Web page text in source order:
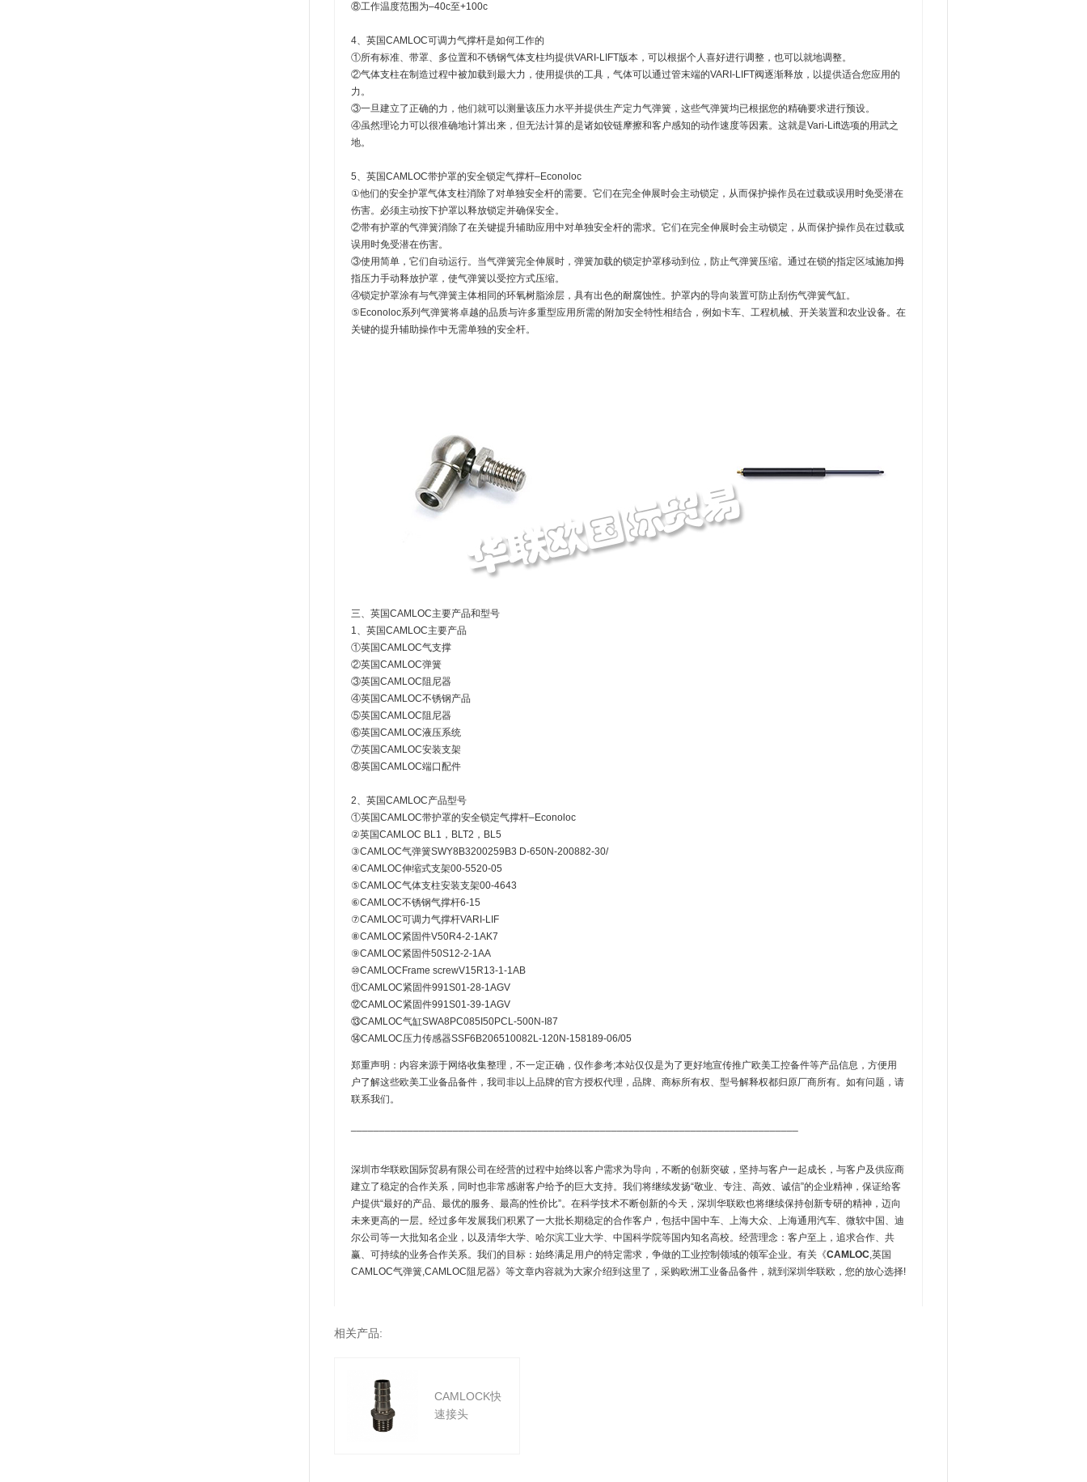
⑧工作温度范围为–40c至+100c
4、英国CAMLOC可调力气撑杆是如何工作的
①所有标准、带罩、多位置和不锈钢气体支柱均提供VARI-LIFT版本，可以根据个人喜好进行调整，也可以就地调整。
②气体支柱在制造过程中被加载到最大力，使用提供的工具，气体可以通过管末端的VARI-LIFT阀逐渐释放，以提供适合您应用的
力。
③一旦建立了正确的力，他们就可以测量该压力水平并提供生产定力气弹簧，这些气弹簧均已根据您的精确要求进行预设。
④虽然理论力可以很准确地计算出来，但无法计算的是诸如铰链摩擦和客户感知的动作速度等因素。这就是Vari-Lift选项的用武之
地。
5、英国CAMLOC带护罩的安全锁定气撑杆–Econoloc
①他们的安全护罩气体支柱消除了对单独安全杆的需要。它们在完全伸展时会主动锁定，从而保护操作员在过载或误用时免受潜在
伤害。必须主动按下护罩以释放锁定并确保安全。
②带有护罩的气弹簧消除了在关键提升辅助应用中对单独安全杆的需求。它们在完全伸展时会主动锁定，从而保护操作员在过载或
误用时免受潜在伤害。
③使用简单，它们自动运行。当气弹簧完全伸展时，弹簧加载的锁定护罩移动到位，防止气弹簧压缩。通过在锁的指定区域施加拇
指压力手动释放护罩，使气弹簧以受控方式压缩。
④锁定护罩涂有与气弹簧主体相同的环氧树脂涂层，具有出色的耐腐蚀性。护罩内的导向装置可防止刮伤气弹簧气缸。
⑤Econoloc系列气弹簧将卓越的品质与许多重型应用所需的附加安全特性相结合，例如卡车、工程机械、开关装置和农业设备。在
关键的提升辅助操作中无需单独的安全杆。
三、英国CAMLOC主要产品和型号
1、英国CAMLOC主要产品
①英国CAMLOC气支撑
②英国CAMLOC弹簧
③英国CAMLOC阻尼器
④英国CAMLOC不锈钢产品
⑤英国CAMLOC阻尼器
⑥英国CAMLOC液压系统
⑦英国CAMLOC安装支架
⑧英国CAMLOC端口配件
2、英国CAMLOC产品型号
①英国CAMLOC带护罩的安全锁定气撑杆–Econoloc
②英国CAMLOC BL1，BLT2，BL5
③CAMLOC气弹簧SWY8B3200259B3 D-650N-200882-30/
④CAMLOC伸缩式支架00-5520-05
⑤CAMLOC气体支柱安装支架00-4643
⑥CAMLOC不锈钢气撑杆6-15
⑦CAMLOC可调力气撑杆VARI-LIF
⑧CAMLOC紧固件V50R4-2-1AK7
⑨CAMLOC紧固件50S12-2-1AA
⑩CAMLOCFrame screwV15R13-1-1AB
⑪CAMLOC紧固件991S01-28-1AGV
⑫CAMLOC紧固件991S01-39-1AGV
⑬CAMLOC气缸SWA8PC085I50PCL-500N-I87
⑭CAMLOC压力传感器SSF6B206510082L-120N-158189-06/05
郑重声明：内容来源于网络收集整理，不一定正确，仅作参考;本站仅仅是为了更好地宣传推广欧美工控备件等产品信息，方便用
户了解这些欧美工业备品备件，我司非以上品牌的官方授权代理，品牌、商标所有权、型号解释权都归原厂商所有。如有问题，请
联系我们。
深圳市华联欧国际贸易有限公司在经营的过程中始终以客户需求为导向，不断的创新突破，坚持与客户一起成长，与客户及供应商
建立了稳定的合作关系，同时也非常感谢客户给予的巨大支持。我们将继续发扬“敬业、专注、高效、诚信”的企业精神，保证给客
户提供“最好的产品、最优的服务、最高的性价比”。在科学技术不断创新的今天，深圳华联欧也将继续保持创新专研的精神，迈向
未来更高的一层。经过多年发展我们积累了一大批长期稳定的合作客户，包括中国中车、上海大众、上海通用汽车、微软中国、迪
尔公司等一大批知名企业，以及清华大学、哈尔滨工业大学、中国科学院等国内知名高校。经营理念：客户至上，追求合作、共
赢、可持续的业务合作关系。我们的目标：始终满足用户的特定需求，争做的工业控制领域的领军企业。有关《CAMLOC,英国
CAMLOC气弹簧,CAMLOC阻尼器》等文章内容就为大家介绍到这里了，采购欧洲工业备品备件，就到深圳华联欧，您的放心选择!
相关产品:
CAMLOCK快
速接头